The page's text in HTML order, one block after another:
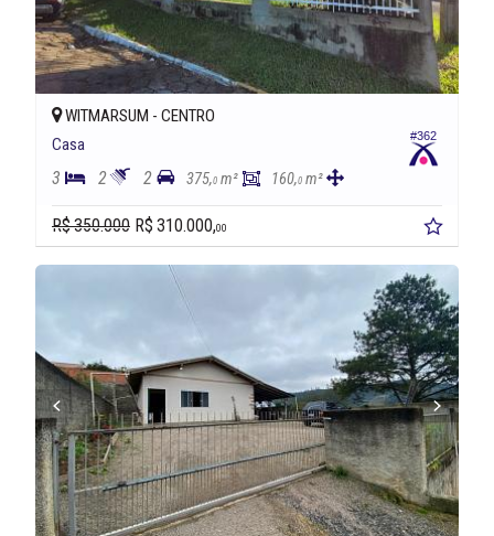
#362
WITMARSUM - CENTRO
Casa
3 2 2 375,0 m² 160,0 m²
R$ 350.000 R$ 310.000,00